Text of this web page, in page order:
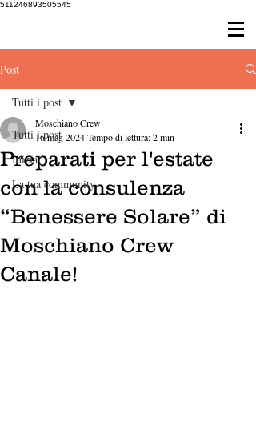
511246893505545
Post
Tutti i post
Inizia
La tua community
Tutti i post
Preparati per l'estate
con la consulenza
“Benessere Solare” di
Moschiano Crew
Canale!
Moschiano Crew
16 mag 2024Tempo di lettura: 2 min